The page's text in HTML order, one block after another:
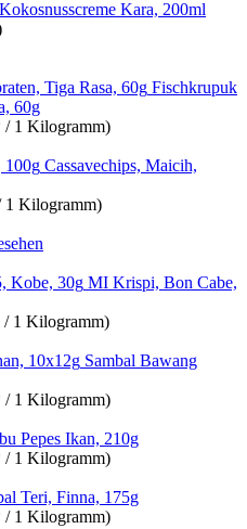
Kokosnusscreme Kara, 200ml
Fischkrupuk
60g
/ 1 Kilogramm)
Cassavechips, Maicih,
1 Kilogramm)
MI Krispi, Bon Cabe,
/ 1 Kilogramm)
Sambal Bawang
/ 1 Kilogramm)
Pepes Ikan, 210g
/ 1 Kilogramm)
Teri, Finna, 175g
/ 1 Kilogramm)